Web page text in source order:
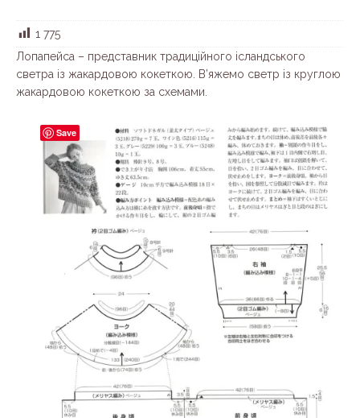
1 775
Лопапейса – представник традиційного ісландського
светра із жакардовою кокеткою. В’яжемо светр із круглою
жакардовою кокеткою за схемами.
Save